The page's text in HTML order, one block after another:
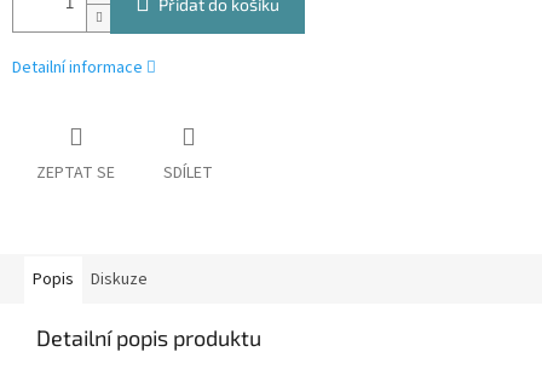
Přidat do košíku
Detailní informace
ZEPTAT SE SDÍLET
Popis Diskuze
Detailní popis produktu